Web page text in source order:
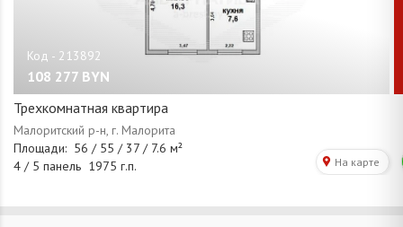
108 277 BYN
Трехкомнатная квартира